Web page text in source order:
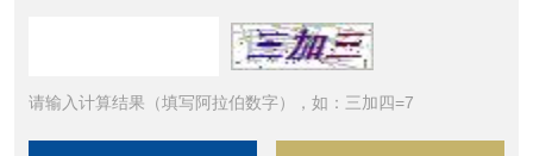
请输入计算结果（填写阿拉伯数字），如：三加四=7